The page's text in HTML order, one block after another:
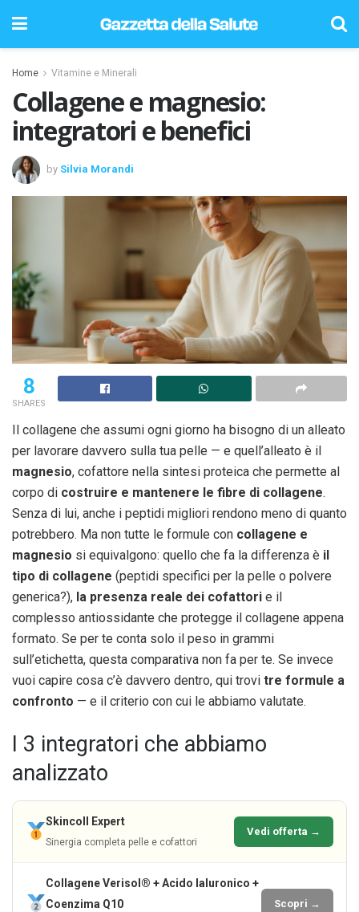
Home Vitamine e Minerali
Collagene e magnesio:
integratori e benefici
by Silvia Morandi
8
SHARES
Il collagene che assumi ogni giorno ha bisogno di un alleato
per lavorare davvero sulla tua pelle — e quell’alleato è il
magnesio, cofattore nella sintesi proteica che permette al
corpo di costruire e mantenere le fibre di collagene.
Senza di lui, anche i peptidi migliori rendono meno di quanto
potrebbero. Ma non tutte le formule con collagene e
magnesio si equivalgono: quello che fa la differenza è il
tipo di collagene (peptidi specifici per la pelle o polvere
generica?), la presenza reale dei cofattori e il
complesso antiossidante che protegge il collagene appena
formato. Se per te conta solo il peso in grammi
sull’etichetta, questa comparativa non fa per te. Se invece
vuoi capire cosa c’è davvero dentro, qui trovi tre formule a
confronto — e il criterio con cui le abbiamo valutate.
I 3 integratori che abbiamo
analizzato
Skincoll Expert
Sinergia completa pelle e cofattori
Vedi offerta →
Collagene Verisol® + Acido Ialuronico +
Coenzima Q10
Scopri →